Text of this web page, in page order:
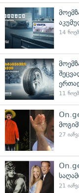
14
11
27
21